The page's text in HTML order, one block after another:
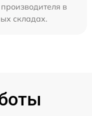
в
складах.